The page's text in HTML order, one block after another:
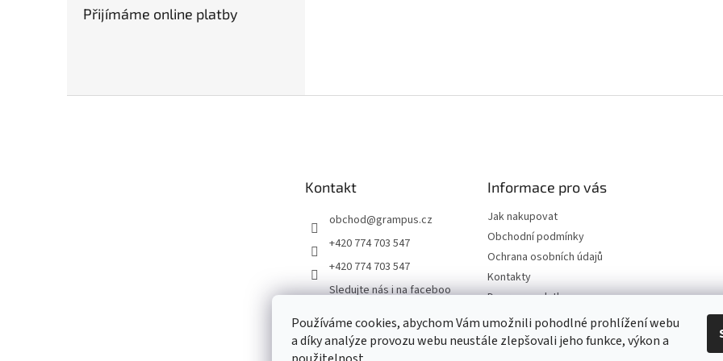
Používáme cookies, abychom Vám umožnili pohodlné prohlížení webu
a díky analýze provozu webu neustále zlepšovali jeho funkce, výkon a
Přijímáme online platby
Kontakt
obchod@grampus.cz
+420 774 703 547
+420 774 703 547
Sledujte nás i na faceboo
Grampus0000
jirigrampus
Informace pro vás
Jak nakupovat
Obchodní podmínky
Ochrana osobních údajů
Kontakty
Doprava a platba